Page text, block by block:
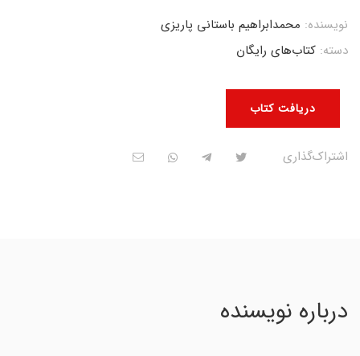
دریافت کتاب
نویسنده: محمد‌ابراهیم باستانی پاریزی
دسته: کتاب‌های رایگان
اشتراک‌گذاری
درباره نویسنده